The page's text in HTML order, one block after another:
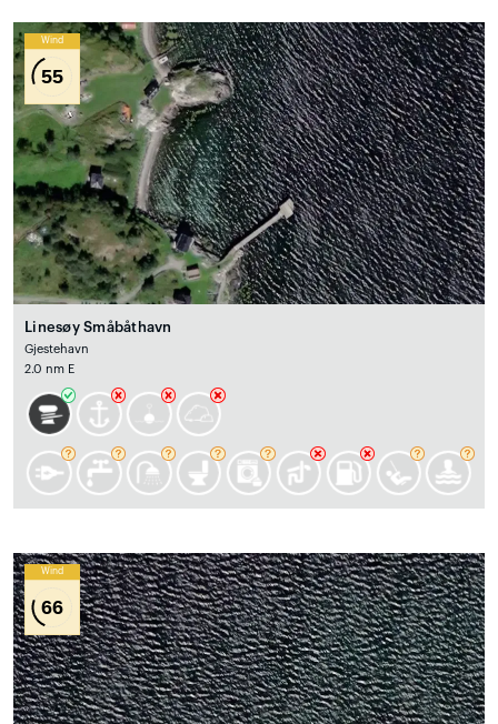
Wind
55
Linesøy Småbåthavn
Gjestehavn
2.0 nm E
Wind
66